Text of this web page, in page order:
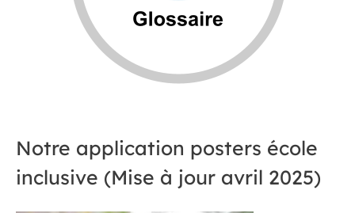
Notre application posters école
inclusive (Mise à jour avril 2025)